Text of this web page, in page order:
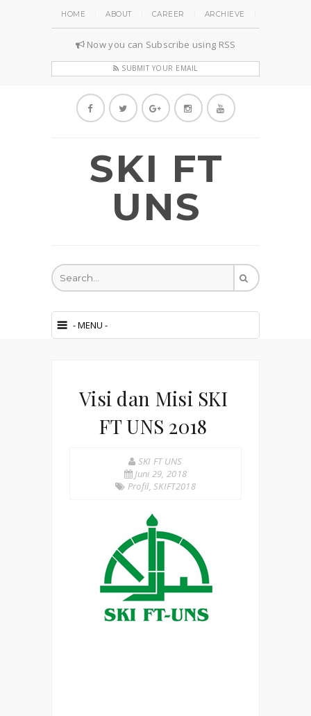
HOME ABOUT CAREER ARCHIEVE
Now you can Subscribe using RSS
SUBMIT YOUR EMAIL
SKI FT
UNS
Visi dan Misi SKI
FT UNS 2018
SKI FT UNS
Juni 29, 2018
Profil,SKIFT2018